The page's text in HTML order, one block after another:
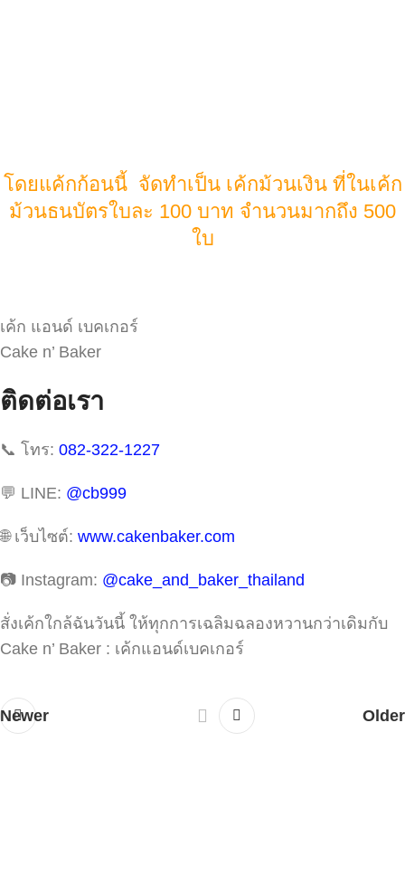
โดยแค้กก้อนนี้ จัดทำเป็น เค้กม้วนเงิน ที่ในเค้ก
ม้วนธนบัตรใบละ 100 บาท จำนวนมากถึง 500
ใบ
เค้ก แอนด์ เบคเกอร์
Cake n’ Baker
ติดต่อเรา
📞 โทร: 082-322-1227
💬 LINE: @cb999
🌐 เว็บไซต์: www.cakenbaker.com
📷 Instagram: @cake_and_baker_thailand
สั่งเค้กใกล้ฉันวันนี้ ให้ทุกการเฉลิมฉลองหวานกว่าเดิมกับ
Cake n’ Baker : เค้กแอนด์เบคเกอร์
Newer Older